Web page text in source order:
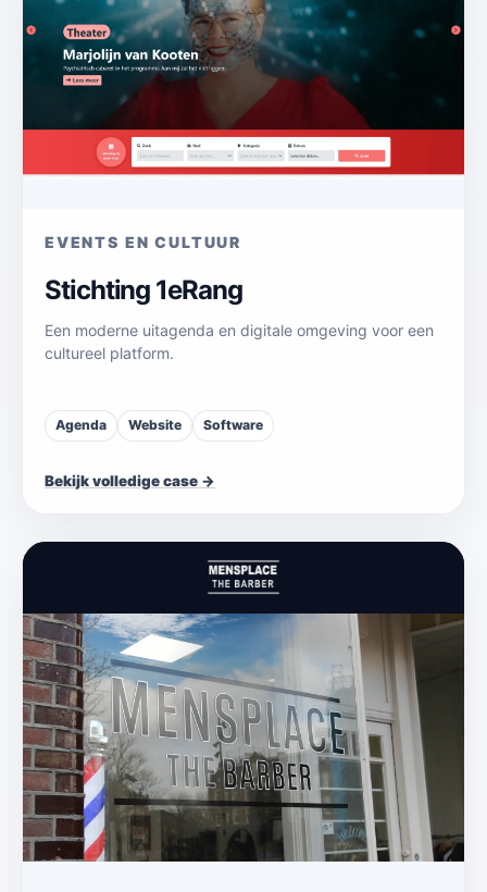
EVENTS EN CULTUUR
Stichting 1eRang
Een moderne uitagenda en digitale omgeving voor een
cultureel platform.
Agenda Website Software
Bekijk volledige case →